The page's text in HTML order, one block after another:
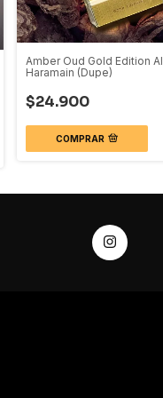
Amber Oud Gold Edition Al
Haramain (Dupe)
$24.900
COMPRAR